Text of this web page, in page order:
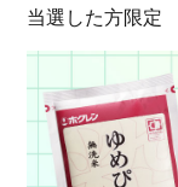
当選した方限定